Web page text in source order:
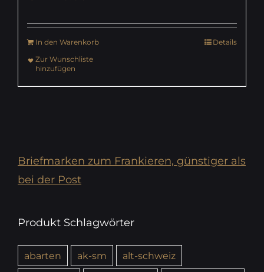
In den Warenkorb
Details
Zur Wunschliste
hinzufügen
Briefmarken zum Frankieren, günstiger als
bei der Post
Produkt Schlagwörter
abarten ak-sm
alt-schweiz